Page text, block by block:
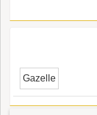
Gazelle